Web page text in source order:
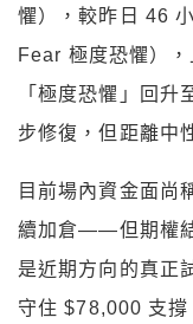
懼），較昨日 46
Fear 極度恐懼）
「極度恐懼」回升
步修復，但距離中
目前場內資金面
續加倉——但期權
是近期方向的真正
守住 $78,000 支